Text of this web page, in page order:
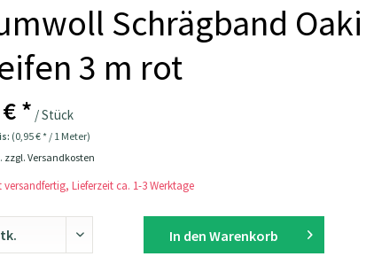
Schrägband
3 m rot
* / Stück
(0,95 € * / 1 Meter)
zzgl. Versandkosten
versandfertig, Lieferzeit ca. 1-3 Werktage
In den Warenkorb